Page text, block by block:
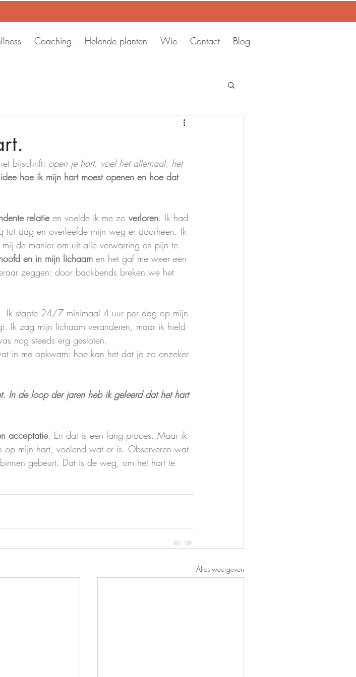
Coaching Helende planten Wie Contact Blog
bijschrift: open je hart, voel het allemaal, het
hoe ik mijn hart moest openen en hoe dat
relatie en voelde ik me zo verloren. Ik had
dag en overleefde mijn weg er doorheen. Ik
de manier om uit alle verwarring en pijn te
en in mijn lichaam en het gaf me weer een
zeggen: door backbends breken we het
Ik stapte 24/7 minimaal 4 uur per dag op mijn
Ik zag mijn lichaam veranderen, maar ik hield
nog steeds erg gesloten.
in me opkwam: hoe kan het dat je zo onzeker
In de loop der jaren heb ik geleerd dat het hart
acceptatie. En dat is een lang proces. Maar ik
mijn hart, voelend wat er is. Observeren wat
gebeurt. Dat is de weg, om het hart te
Alles weergeven